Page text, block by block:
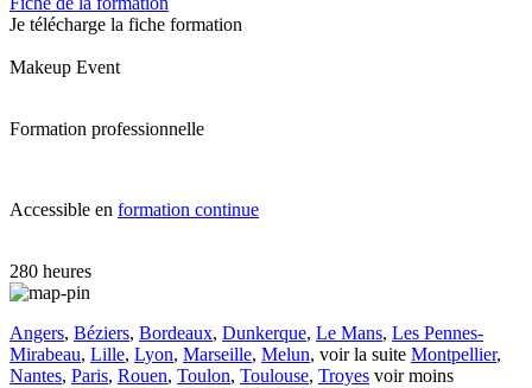
Je télécharge la fiche formation
Makeup Event
Formation professionnelle
Accessible en formation continue
280 heures
Angers, Béziers, Bordeaux, Dunkerque, Le Mans, Les Pennes-
Mirabeau, Lille, Lyon, Marseille, Melun, voir la suite Montpellier,
Nantes, Paris, Rouen, Toulon, Toulouse, Troyes voir moins